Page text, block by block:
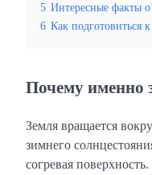
5 Интересные факты
6 Как подготовиться
Почему именно
Земля вращается
зимнего
согревая